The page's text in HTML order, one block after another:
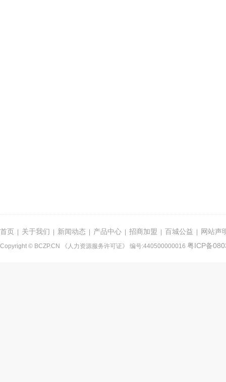
首页 关于我们 新闻动态 产品中心 招商加盟 百城公益 网站声
Copyright © BCZP.CN 《人力资源服务许可证》 编号:440500000016 粤ICP备